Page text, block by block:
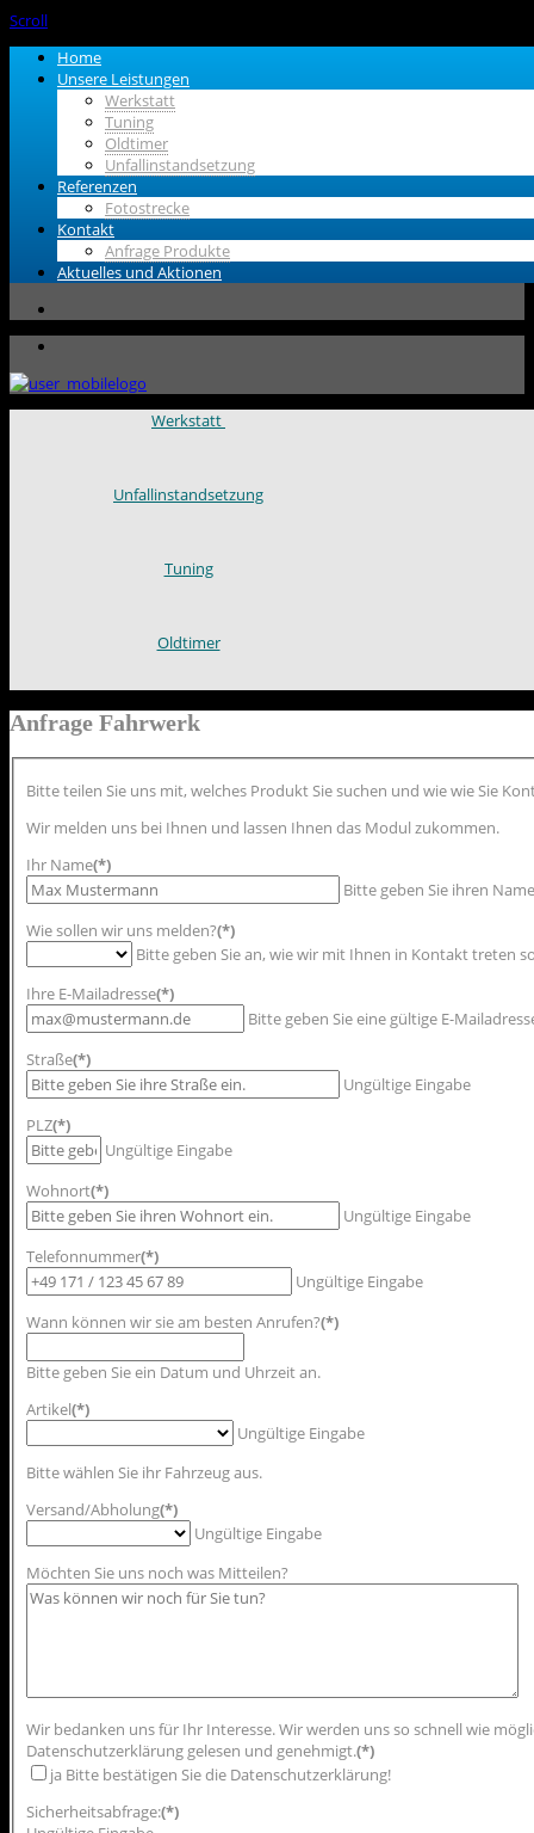
Scroll
Home
Unsere Leistungen
Werkstatt
Tuning
Oldtimer
Unfallinstandsetzung
Referenzen
Fotostrecke
Kontakt
Anfrage Produkte
Aktuelles und Aktionen
Werkstatt
Unfallinstandsetzung
Tuning
Oldtimer
Anfrage Fahrwerk
Bitte teilen Sie uns mit, welches Produkt Sie suchen und wie wie Sie
Wir melden uns bei Ihnen und lassen Ihnen das Modul zukommen.
Ihr Name(*)
Bitte geben Sie ihren
Wie sollen wir uns melden?(*)
Bitte geben Sie an, wie wir mit Ihnen in Kontakt treten
Ihre E-Mailadresse(*)
Bitte geben Sie eine gültige E-
Straße(*)
Ungültige Eingabe
PLZ(*)
Ungültige Eingabe
Wohnort(*)
Ungültige Eingabe
Telefonnummer(*)
Ungültige Eingabe
Wann können wir sie am besten Anrufen?(*)
Bitte geben Sie ein Datum und Uhrzeit an.
Artikel(*)
Ungültige Eingabe
Bitte wählen Sie ihr Fahrzeug aus.
Versand/Abholung(*)
Ungültige Eingabe
Möchten Sie uns noch was Mitteilen?
Wir bedanken uns für Ihr Interesse. Wir werden uns so schnell wie
Datenschutzerklärung gelesen und genehmigt.(*)
ja Bitte bestätigen Sie die Datenschutzerklärung!
Sicherheitsabfrage:(*)